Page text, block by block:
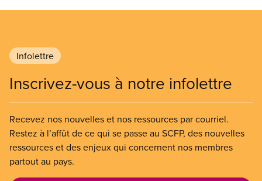
Infolettre
Inscrivez-vous à notre infolettre
Recevez nos nouvelles et nos ressources par courriel.
Restez à l’affût de ce qui se passe au SCFP, des nouvelles
ressources et des enjeux qui concernent nos membres
partout au pays.